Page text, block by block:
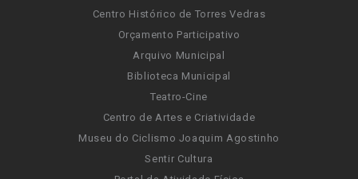
Centro Histórico de Torres Vedras
Orçamento Participativo
Arquivo Municipal
Biblioteca Municipal
Teatro-Cine
Centro de Artes e Criatividade
Museu do Ciclismo Joaquim Agostinho
Sentir Cultura